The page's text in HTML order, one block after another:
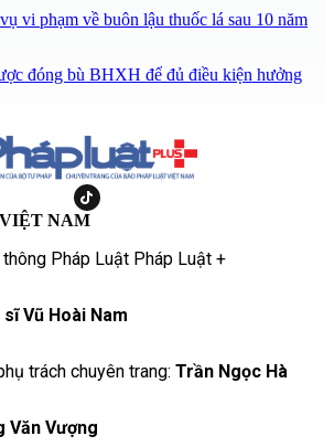
vi phạm về buôn lậu thuốc lá sau 10 năm
đóng bù BHXH để đủ điều kiện hưởng
NAM
Pháp Luật Pháp Luật +
Vũ Hoài Nam
trách chuyên trang: Trần Ngọc Hà
Văn Vượng